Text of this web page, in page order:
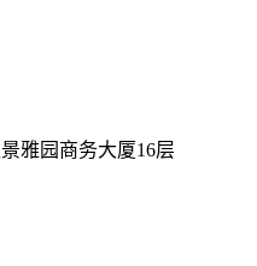
雅园商务大厦16层